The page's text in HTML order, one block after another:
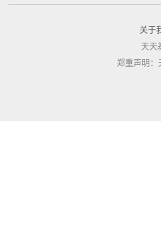
关于
天天
郑重声明：